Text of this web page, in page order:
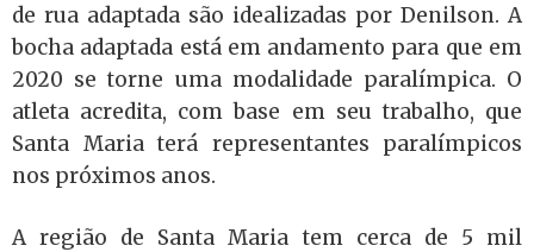
de rua adaptada são idealizadas por Denilson. A
bocha adaptada está em andamento para que em
2020 se torne uma modalidade paralímpica. O
atleta acredita, com base em seu trabalho, que
Santa Maria terá representantes paralímpicos
nos próximos anos.
A região de Santa Maria tem cerca de 5 mil